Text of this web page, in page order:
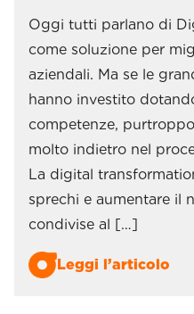
Oggi tutti parlano di
come soluzione per
aziendali. Ma se le
hanno investito
competenze,
molto indietro nel
La digital
sprechi e aumentare il
condivise al […]
Leggi l’articolo